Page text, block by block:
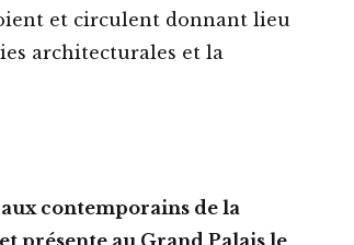
et circulent donnant lieu
architecturales et la
contemporains de la
présente au Grand Palais le